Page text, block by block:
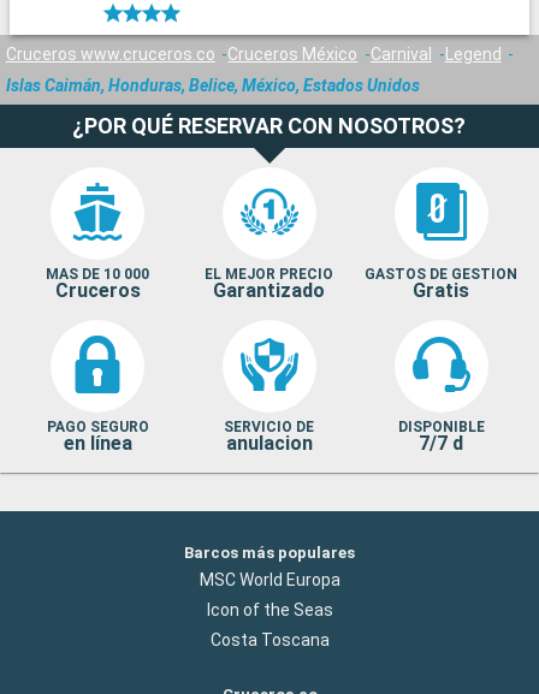
Cruceros www.cruceros.co Cruceros México Carnival
Legend
Islas Caimán, Honduras, Belice, México, Estados Unidos
¿POR QUÉ RESERVAR CON NOSOTROS?
MAS DE 10 000
Cruceros
EL MEJOR PRECIO
Garantizado
GASTOS DE GESTION
Gratis
PAGO SEGURO
en línea
SERVICIO DE
anulacion
DISPONIBLE
7/7 d
Barcos más populares
MSC World Europa
Icon of the Seas
Costa Toscana